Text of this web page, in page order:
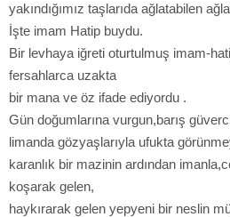
yakındığımız taşlarıda ağlatabilen
İşte imam Hatip buydu.
Bir levhaya iğreti oturtulmuş imam-
fersahlarca uzakta
bir mana ve öz ifade ediyordu .
Gün doğumlarına vurgun,barış
limanda gözyaşlarıyla ufukta
karanlık bir mazinin ardından
koşarak gelen,
haykırarak gelen yepyeni bir neslin